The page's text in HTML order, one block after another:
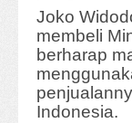
Joko
membeli
berharap
Indonesia.